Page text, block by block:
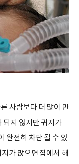
사람보다 더 많이 만
되지 않지만 귀지가
완전히 차단 될 수 있
가 많으면 집에서 해